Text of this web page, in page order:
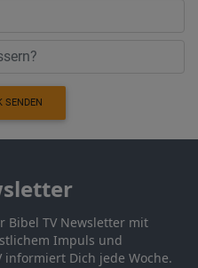
SENDEN
Bibel TV Newsletter mit
Impuls und
Dich jede Woche.